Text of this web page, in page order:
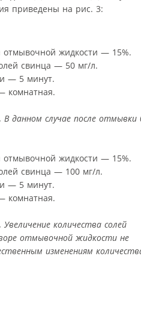
приведены на рис. 3:
отмывочной жидкости — 15%.
свинца — 50 мг/л.
— 5 минут.
комнатная.
В данном случае после отмывки
отмывочной жидкости — 15%.
свинца — 100 мг/л.
— 5 минут.
комнатная.
Увеличение количества солей
отмывочной жидкости не
изменениям